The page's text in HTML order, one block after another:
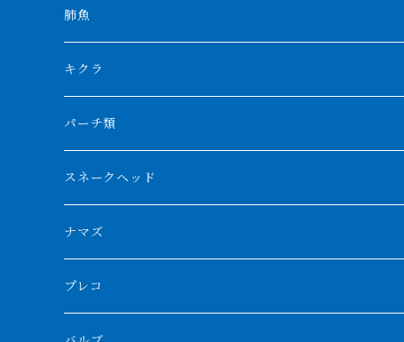
特殊アロワナ
厳選 過背金龍
フルゴールデンクロスバック
ブルーベースクロスバック
BILLY-KENオリジナルブランド紅龍
チョッパーレッド
ブルレッド
その他アジアアロワナ
特殊個体
紅龍
シルバーアロワナ
ブラックアロワナ
ダトニオプラスワン
リアルバンド
フォークバンド
フォーバータイガー
メニーバータイガー
ニューギニアダトニオ
特殊ポリプ
プラチナ個体
ショート個体
ハイブリッドポリプ
エンドリケリー
ギニア
ナイジェリア
ナイルビチャー
ナポレオンビチャー
バロ川
ビキールビキール
トゥルカナ湖
タンガニーカビチャー
シナガワダイヤ
ダイヤモンドポルカ
クロコダイル
その他淡水エイ
肺魚
ネオケラ
その他肺魚
キクラ
パーチ類
スネークヘッド
チャンナバルカ
大型スネークヘッド
ナマズ
プレコ